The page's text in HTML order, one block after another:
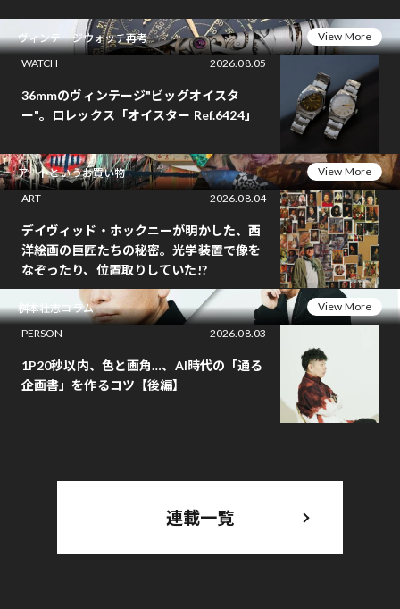
ヴィンテージウォッチ再考
View More
WATCH
2026.08.05
36mmのヴィンテージ"ビッグオイスタ
ー"。ロレックス「オイスター Ref.6424」
アートというお買い物
View More
ART
2026.08.04
デイヴィッド・ホックニーが明かした、西
洋絵画の巨匠たちの秘密。光学装置で像を
なぞったり、位置取りしていた!?
桝本壮志コラム
View More
PERSON
2026.08.03
1P20秒以内、色と画角…、AI時代の「通る
企画書」を作るコツ【後編】
連載一覧